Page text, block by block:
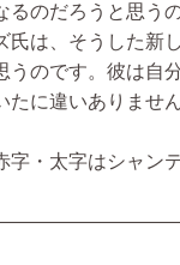
るのだろうと思う
氏は、そうした新
うのです。彼は自
に違いありません
字・太字はシャン